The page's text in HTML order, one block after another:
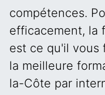
compétences.
efficacement, la
est ce qu'il vous
la meilleure
la-Côte par